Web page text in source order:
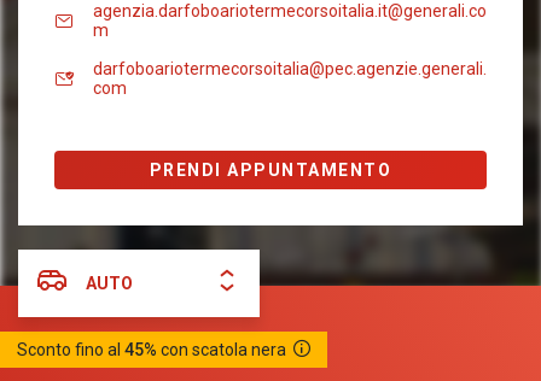
agenzia.darfoboariotermecorsoitalia.it@generali.co
m
darfoboariotermecorsoitalia@pec.agenzie.generali.
com
PRENDI APPUNTAMENTO
AUTO
Sconto fino al 45% con scatola nera